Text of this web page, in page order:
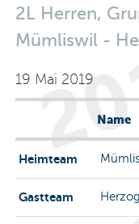
2L Herren,
Mümliswil -
19 Mai 2019
Name
Heimteam
Gastteam